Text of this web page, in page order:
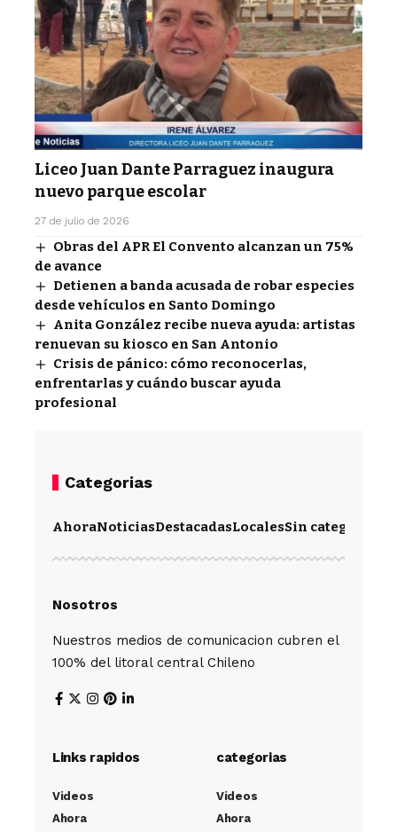
Liceo Juan Dante Parraguez inaugura
nuevo parque escolar
27 de julio de 2026
Obras del APR El Convento alcanzan un 75%
de avance
Detienen a banda acusada de robar especies
desde vehículos en Santo Domingo
Anita González recibe nueva ayuda: artistas
renuevan su kiosco en San Antonio
Crisis de pánico: cómo reconocerlas,
enfrentarlas y cuándo buscar ayuda
profesional
Categorias
AhoraNoticiasDestacadasLocalesSin categoría
Nosotros
Nuestros medios de comunicacion cubren el
100% del litoral central Chileno
Links rapidos
Videos
Ahora
categorias
Videos
Ahora